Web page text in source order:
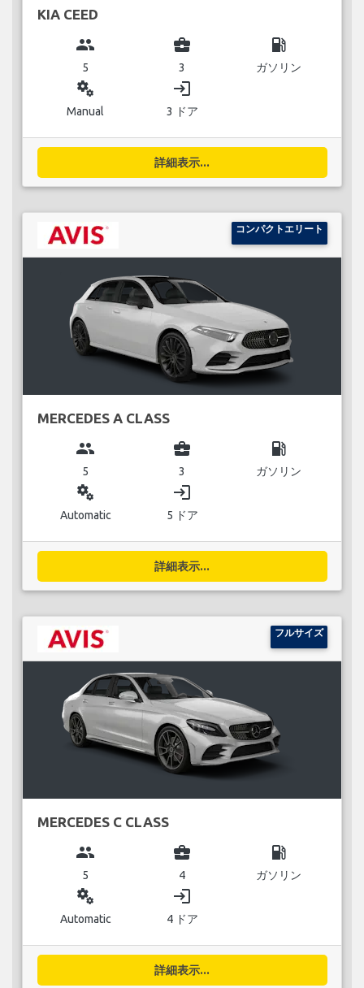
KIA CEED
group
5
business_center
3
local_gas_station
ガソリン
miscellaneous_services
Manual
login
3 ドア
詳細表示...
コンパクトエリート
MERCEDES A CLASS
group
5
business_center
3
local_gas_station
ガソリン
miscellaneous_services
Automatic
login
5 ドア
詳細表示...
フルサイズ
MERCEDES C CLASS
group
5
business_center
4
local_gas_station
ガソリン
miscellaneous_services
Automatic
login
4 ドア
詳細表示...